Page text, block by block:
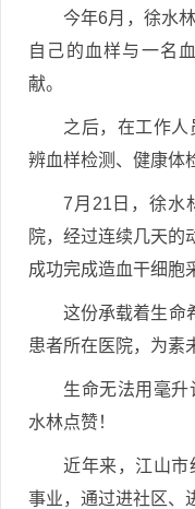
今年6月，徐水
自己的血样与一名
献。
之后，在工作
辨血样检测、健康体
7月21日，徐水
院，经过连续几天的
成功完成造血干细胞
这份承载着生命
患者所在医院，为素
生命无法用毫
水林点赞！
近年来，江山
事业，通过进社区、